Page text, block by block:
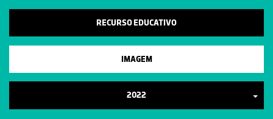
RECURSO EDUCATIVO
IMAGEM
2022